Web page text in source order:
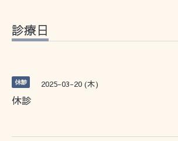
診療日
休診 2025-03-20 (木)
休診